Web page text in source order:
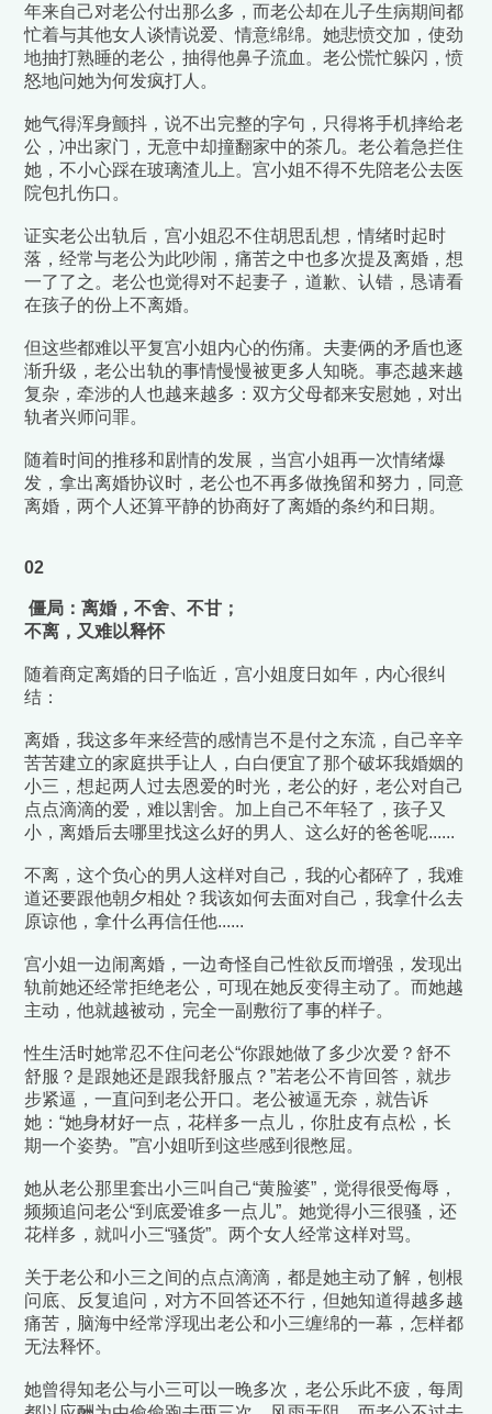
年来自己对老公付出那么多，而老公却在儿子生病期间都
忙着与其他女人谈情说爱、情意绵绵。她悲愤交加，使劲
地抽打熟睡的老公，抽得他鼻子流血。老公慌忙躲闪，愤
怒地问她为何发疯打人。
她气得浑身颤抖，说不出完整的字句，只得将手机摔给老
公，冲出家门，无意中却撞翻家中的茶几。老公着急拦住
她，不小心踩在玻璃渣儿上。宫小姐不得不先陪老公去医
院包扎伤口。
证实老公出轨后，宫小姐忍不住胡思乱想，情绪时起时
落，经常与老公为此吵闹，痛苦之中也多次提及离婚，想
一了了之。老公也觉得对不起妻子，道歉、认错，恳请看
在孩子的份上不离婚。
但这些都难以平复宫小姐内心的伤痛。夫妻俩的矛盾也逐
渐升级，老公出轨的事情慢慢被更多人知晓。事态越来越
复杂，牵涉的人也越来越多：双方父母都来安慰她，对出
轨者兴师问罪。
随着时间的推移和剧情的发展，当宫小姐再一次情绪爆
发，拿出离婚协议时，老公也不再多做挽留和努力，同意
离婚，两个人还算平静的协商好了离婚的条约和日期。
02
僵局：离婚，不舍、不甘；
不离，又难以释怀
随着商定离婚的日子临近，宫小姐度日如年，内心很纠
结：
离婚，我这多年来经营的感情岂不是付之东流，自己辛辛
苦苦建立的家庭拱手让人，白白便宜了那个破坏我婚姻的
小三，想起两人过去恩爱的时光，老公的好，老公对自己
点点滴滴的爱，难以割舍。加上自己不年轻了，孩子又
小，离婚后去哪里找这么好的男人、这么好的爸爸呢......
不离，这个负心的男人这样对自己，我的心都碎了，我难
道还要跟他朝夕相处？我该如何去面对自己，我拿什么去
原谅他，拿什么再信任他......
宫小姐一边闹离婚，一边奇怪自己性欲反而增强，发现出
轨前她还经常拒绝老公，可现在她反变得主动了。而她越
主动，他就越被动，完全一副敷衍了事的样子。
性生活时她常忍不住问老公“你跟她做了多少次爱？舒不
舒服？是跟她还是跟我舒服点？”若老公不肯回答，就步
步紧逼，一直问到老公开口。老公被逼无奈，就告诉
她：“她身材好一点，花样多一点儿，你肚皮有点松，长
期一个姿势。”宫小姐听到这些感到很憋屈。
她从老公那里套出小三叫自己“黄脸婆”，觉得很受侮辱，
频频追问老公“到底爱谁多一点儿”。她觉得小三很骚，还
花样多，就叫小三“骚货”。两个女人经常这样对骂。
关于老公和小三之间的点点滴滴，都是她主动了解，刨根
问底、反复追问，对方不回答还不行，但她知道得越多越
痛苦，脑海中经常浮现出老公和小三缠绵的一幕，怎样都
无法释怀。
她曾得知老公与小三可以一晚多次，老公乐此不疲，每周